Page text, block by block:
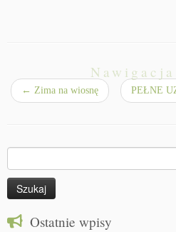
← Zima na wiosnę PEŁNE
Ostatnie wpisy